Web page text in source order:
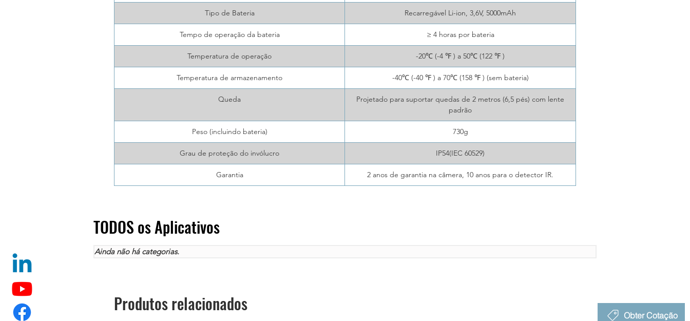
Obter Cotação
Tipo de Bateria Recarregável Li-ion, 3,6V, 5000mAh
Tempo de operação da bateria ≥ 4 horas por bateria
Temperatura de operação -20℃ (-4 ℉ ) a 50℃ (122 ℉ )
Temperatura de armazenamento -40℃ (-40 ℉ ) a 70℃ (158 ℉ ) (sem bateria)
Queda
Projetado para suportar quedas de 2 metros (6,5 pés) com lente
padrão
Peso (incluindo bateria) 730g
Grau de proteção do invólucro IP54(IEC 60529)
Garantia 2 anos de garantia na câmera, 10 anos para o detector IR.
TODOS os Aplicativos
Ainda não há categorias.
Produtos relacionados